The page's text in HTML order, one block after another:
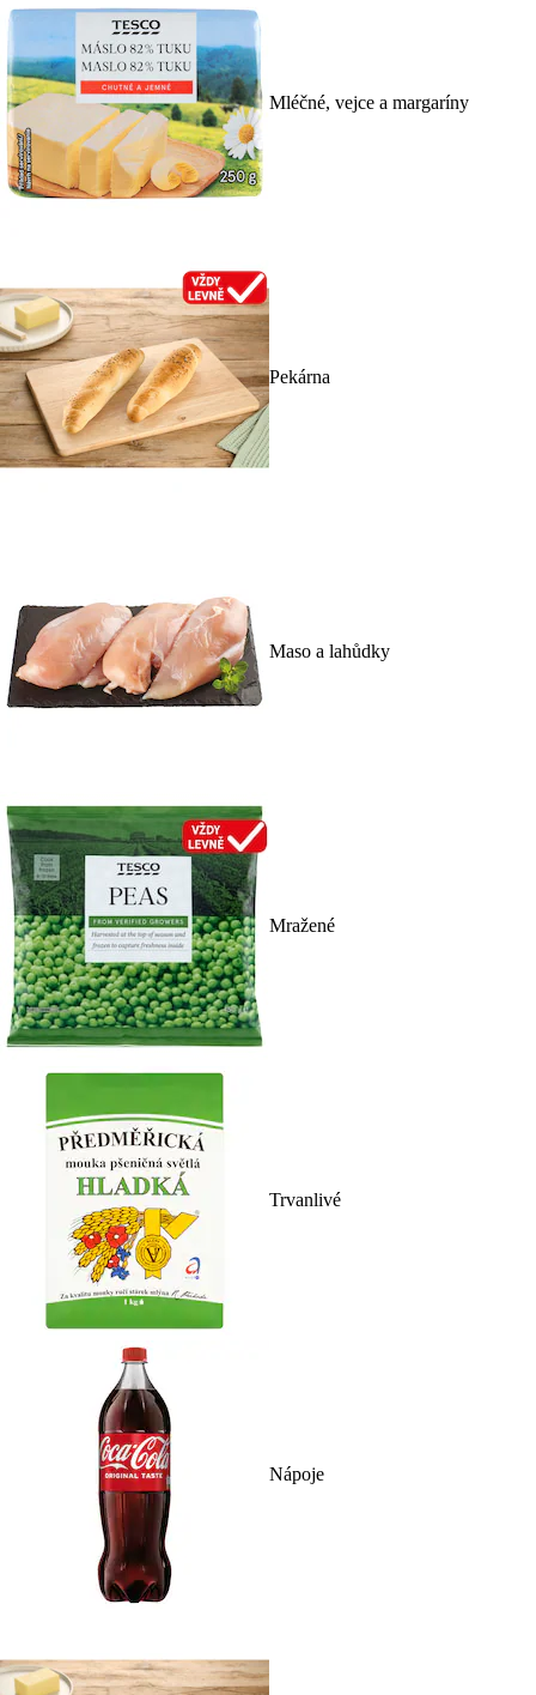
Mléčné, vejce a margaríny
Pekárna
Maso a lahůdky
Mražené
Trvanlivé
Nápoje